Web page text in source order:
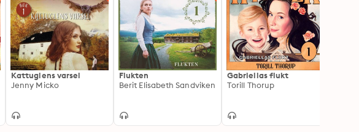
Kattuglens varsel
Jenny Micko
Flukten
Berit Elisabeth Sandviken
Gabriellas flukt
Torill Thorup